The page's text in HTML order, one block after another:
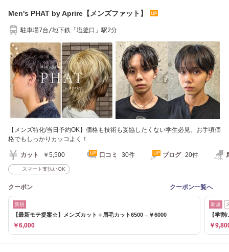
Men's PHAT by Aprire【メンズファット】
駐車場7台/地下鉄「塩釜口」駅2分
【メンズ特化/当日予約OK】価格も技術も妥協したくない学生必見。お手頃価
格でもしっかりカッコよく！
カット ￥5,500 口コミ 30件 ブログ 20件
スマート支払いOK
クーポン クーポン一覧へ
新規
【最新モテ提案☆】メンズカット＋眉毛カット6500→￥6000
￥6,000
新規
【学
￥